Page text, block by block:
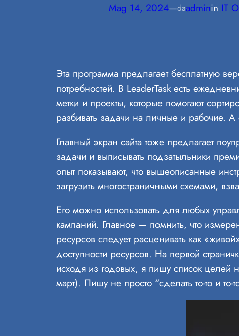
Mag 14, 2024—daadminin IT
Эта программа предлагает бесплатную
потребностей. В LeaderTask есть
метки и проекты, которые помогают
разбивать задачи на личные и рабочие.
Главный экран сайта тоже предлагает
задачи и выписывать подзатыльники
опыт показывают, что вышеописанные
загрузить многостраничными схемами,
Его можно использовать для любых
кампаний. Главное — помнить, что
ресурсов следует расценивать как
доступности ресурсов. На первой
исходя из годовых, я пишу список целей
март). Пишу не просто “сделать то-то и то-